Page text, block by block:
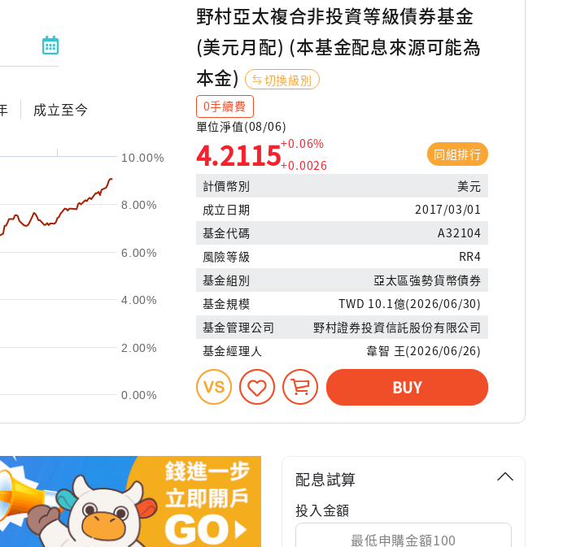
成立至今
0.00%
2.00%
4.00%
6.00%
8.00%
10.00%
野村亞太複合非投資等級債券基金
(美元月配) (本基金配息來源可能為
本金)
切換級別
0手續費
單位淨值(08/06)
4.2115+0.06%
+0.0026
同組排行
計價幣別
美元
成立日期
2017/03/01
基金代碼
A32104
風險等級
RR4
基金組別
亞太區強勢貨幣債券
基金規模
TWD 10.1億(2026/06/30)
基金管理公司
野村證券投資信託股份有限公司
基金經理人
韋智 王(2026/06/26)
BUY
配息試算
投入金額